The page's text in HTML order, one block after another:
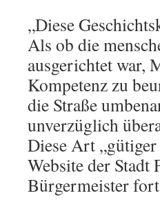
„Diese
Als ob die
ausgerichtet war,
Kompetenz zu
die Straße
unverzüglich
Diese Art
Website der
Bürgermeister